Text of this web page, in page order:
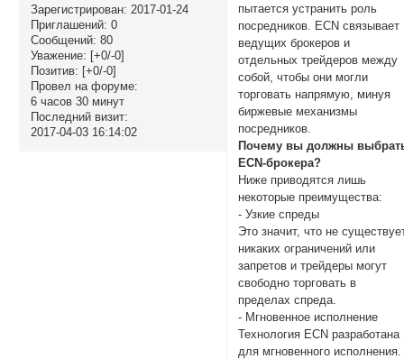
Зарегистрирован: 2017-01-24
Приглашений: 0
Сообщений: 80
Уважение: [+0/-0]
Позитив: [+0/-0]
Провел на форуме:
6 часов 30 минут
Последний визит:
2017-04-03 16:14:02
пытается устранить роль
посредников. ECN связывает
ведущих брокеров и
отдельных трейдеров между
собой, чтобы они могли
торговать напрямую, минуя
биржевые механизмы
посредников.
Почему вы должны
ECN-брокера?
Ниже приводятся лишь
некоторые преимущества:
- Узкие спреды
Это значит, что не
никаких ограничений или
запретов и трейдеры могут
свободно торговать в
пределах спреда.
- Мгновенное исполнение
Технология ECN разработана
для мгновенного